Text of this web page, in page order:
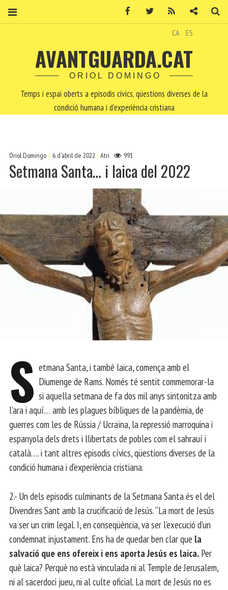
CA ES
AVANTGUARDA.CAT
ORIOL DOMINGO
Temps i espai oberts a episodis cívics, qüestions diverses de la
condició humana i d'experiència cristiana
Oriol Domingo 6 d'abril de 2022 Atri 991
Setmana Santa… i laica del 2022
S etmana Santa, i també laica, comença amb el
Diumenge de Rams. Només té sentit commemorar-la
si aquella setmana de fa dos mil anys sintonitza amb
l’ara i aquí… amb les plagues bíbliques de la pandèmia, de
guerres com les de Rússia / Ucraïna, la repressió marroquina i
espanyola dels drets i llibertats de pobles com el sahrauí i
català…. i tant altres episodis cívics, qüestions diverses de la
condició humana i d’experiència cristiana.
2.- Un dels episodis culminants de la Setmana Santa és el del
Divendres Sant amb la crucificació de Jesús. “La mort de Jesús
va ser un crim legal. I, en conseqüència, va ser l’execució d’un
condemnat injustament. Ens ha de quedar ben clar que la
salvació que ens ofereix i ens aporta Jesús es laica. Per
què laica? Perquè no està vinculada ni al Temple de Jerusalem,
ni al sacerdoci jueu, ni al culte oficial. La mort de Jesús no es
Facebook Twitter Contacte